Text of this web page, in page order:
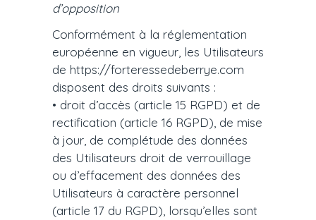
d’opposition
Conformément à la réglementation
européenne en vigueur, les Utilisateurs
de https://forteressedeberrye.com
disposent des droits suivants :
• droit d’accès (article 15 RGPD) et de
rectification (article 16 RGPD), de mise
à jour, de complétude des données
des Utilisateurs droit de verrouillage
ou d’effacement des données des
Utilisateurs à caractère personnel
(article 17 du RGPD), lorsqu’elles sont